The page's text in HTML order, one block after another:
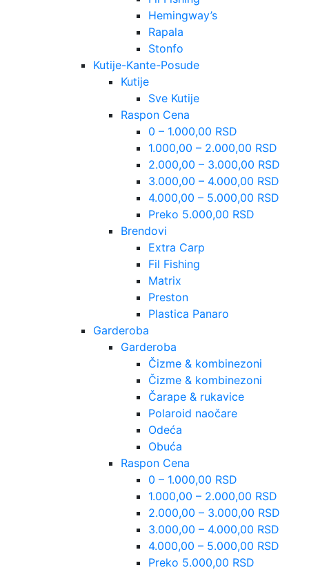
Hemingway’s
Rapala
Stonfo
Kutije-Kante-Posude
Kutije
Sve Kutije
Raspon Cena
0 – 1.000,00 RSD
1.000,00 – 2.000,00 RSD
2.000,00 – 3.000,00 RSD
3.000,00 – 4.000,00 RSD
4.000,00 – 5.000,00 RSD
Preko 5.000,00 RSD
Brendovi
Extra Carp
Fil Fishing
Matrix
Preston
Plastica Panaro
Garderoba
Garderoba
Čizme & kombinezoni
Čizme & kombinezoni
Čarape & rukavice
Polaroid naočare
Odeća
Obuća
Raspon Cena
0 – 1.000,00 RSD
1.000,00 – 2.000,00 RSD
2.000,00 – 3.000,00 RSD
3.000,00 – 4.000,00 RSD
4.000,00 – 5.000,00 RSD
Preko 5.000,00 RSD